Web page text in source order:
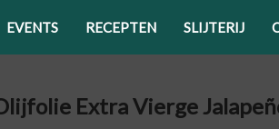
EVENTS RECEPTEN SLIJTERIJ
Extra Vierge